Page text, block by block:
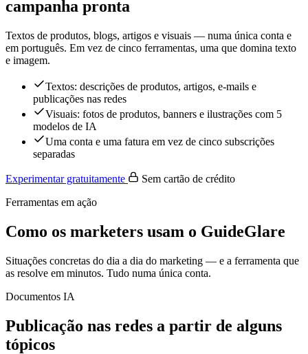
campanha pronta
Textos de produtos, blogs, artigos e visuais — numa única conta e
em português. Em vez de cinco ferramentas, uma que domina texto
e imagem.
Textos: descrições de produtos, artigos, e-mails e
publicações nas redes
Visuais: fotos de produtos, banners e ilustrações com 5
modelos de IA
Uma conta e uma fatura em vez de cinco subscrições
separadas
Experimentar gratuitamente
Sem cartão de crédito
Ferramentas em ação
Como os marketers usam o GuideGlare
Situações concretas do dia a dia do marketing — e a ferramenta que
as resolve em minutos. Tudo numa única conta.
Documentos IA
Publicação nas redes a partir de alguns
tópicos